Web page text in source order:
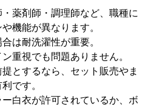
・薬剤師・調理師など、職種に
機能が異なります。
は耐洗濯性が重要。
重視でも問題ありません。
提とするなら、セット販売やま
です。
ー白衣が許可されているか、ボ